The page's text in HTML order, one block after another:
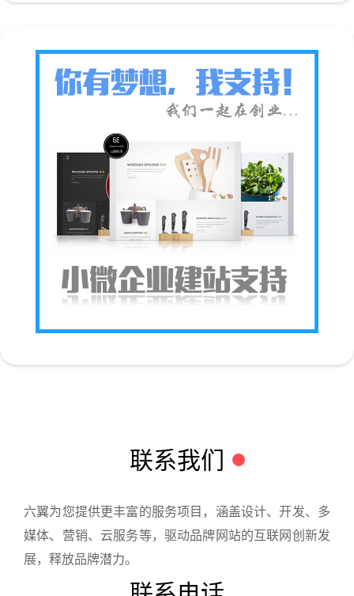
联系我们
六翼为您提供更丰富的服务项目，涵盖设计、开发、多
媒体、营销、云服务等，驱动品牌网站的互联网创新发
展，释放品牌潜力。